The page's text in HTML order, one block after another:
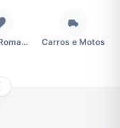
Amor e Romance Carros e Motos